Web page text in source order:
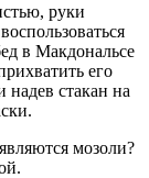
руки
в Макдональсе
его
стакан на
мозоли?